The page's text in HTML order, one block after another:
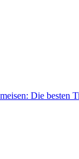
Die besten